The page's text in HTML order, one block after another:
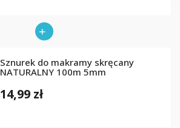
Sznurek do makramy skręcany
NATURALNY 100m 5mm
14,99 zł